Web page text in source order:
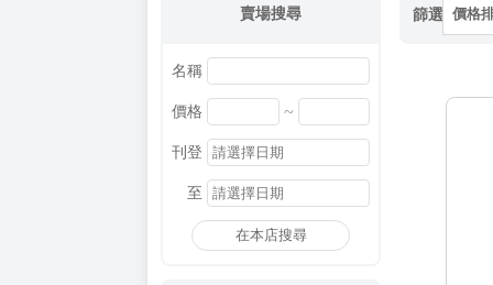
賣場搜尋
名稱
價格 ~
刊登
至
在本店搜尋
篩選 價格